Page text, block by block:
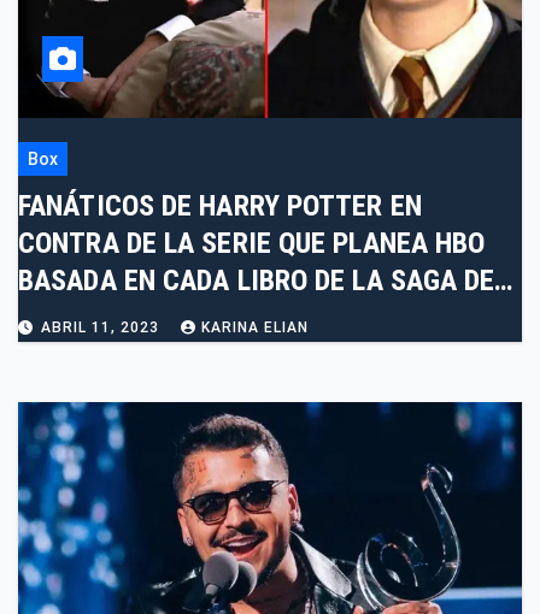
Box
FANÁTICOS DE HARRY POTTER EN
CONTRA DE LA SERIE QUE PLANEA HBO
BASADA EN CADA LIBRO DE LA SAGA DE
J.K.ABRIL 11, 2023 KARINA ELIAN